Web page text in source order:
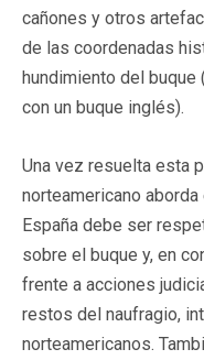
cañones y otros
de las coordenadas
hundimiento del buque
con un buque inglés).
Una vez resuelta esta
norteamericano
España debe ser
sobre el buque y, en
frente a acciones
restos del naufragio,
norteamericanos.